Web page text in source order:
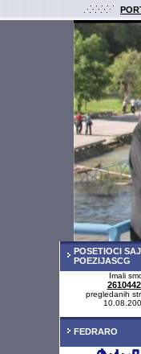
POSETIOCI
POEZIJASCG
Imali
pregledanih
FEDRARO